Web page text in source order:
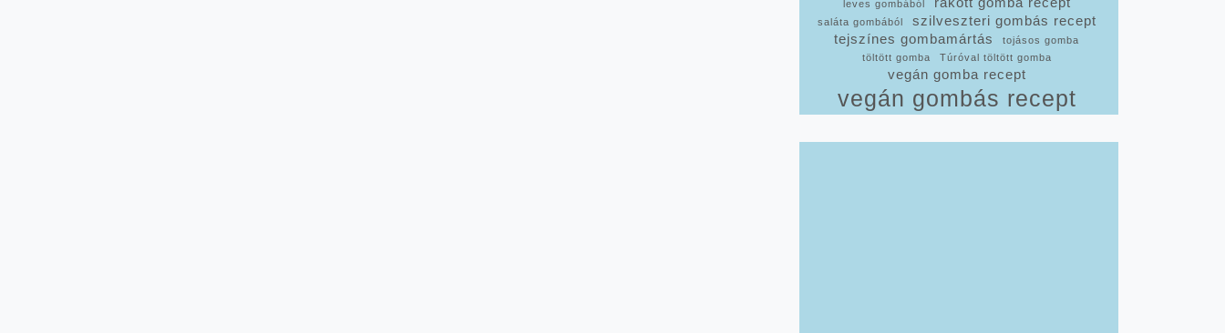
leves gombából
saláta gombából
szilveszteri gombás recept
tejszínes gombamártás
tojásos gomba
töltött gomba
Túróval töltött gomba
vegán gomba recept
vegán gombás recept